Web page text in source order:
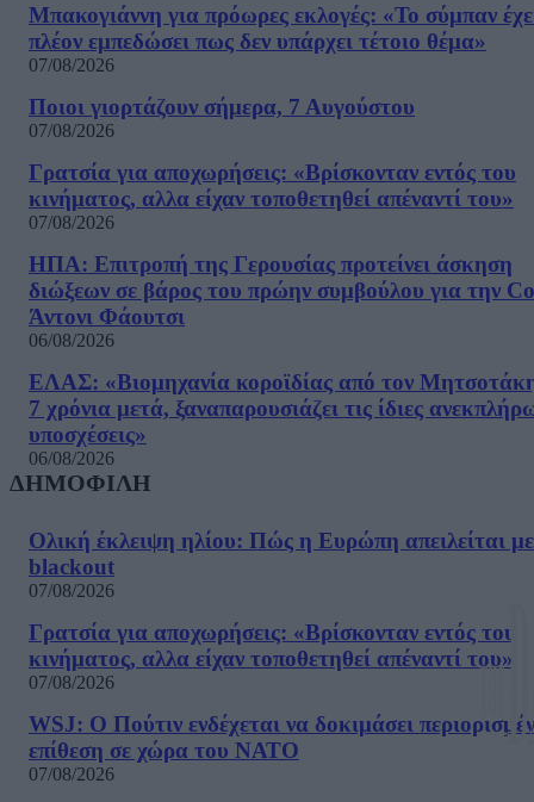
Μπακογιάννη για πρόωρες εκλογές: «Το σύμπαν
πλέον εμπεδώσει πως δεν υπάρχει τέτοιο θέμα»
07/08/2026
Ποιοι γιορτάζουν σήμερα, 7 Αυγούστου
07/08/2026
Γρατσία για αποχωρήσεις: «Bρίσκονταν εντός του
κινήματος, αλλα είχαν τοποθετηθεί απέναντί του»
07/08/2026
ΗΠΑ: Επιτροπή της Γερουσίας προτείνει άσκηση
διώξεων σε βάρος του πρώην συμβούλου για την
Άντονι Φάουτσι
06/08/2026
ΕΛΑΣ: «Βιομηχανία κοροϊδίας από τον
7 χρόνια μετά, ξαναπαρουσιάζει τις ίδιες
υποσχέσεις»
06/08/2026
ΔΗΜΟΦΙΛΗ
Ολική έκλειψη ηλίου: Πώς η Ευρώπη απειλείται με
blackout
07/08/2026
Γρατσία για αποχωρήσεις: «Bρίσκονταν εντός του
κινήματος, αλλα είχαν τοποθετηθεί απέναντί του»
07/08/2026
WSJ: Ο Πούτιν ενδέχεται να δοκιμάσει
επίθεση σε χώρα του ΝΑΤΟ
07/08/2026